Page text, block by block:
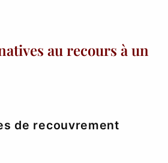
au recours à un
de recouvrement